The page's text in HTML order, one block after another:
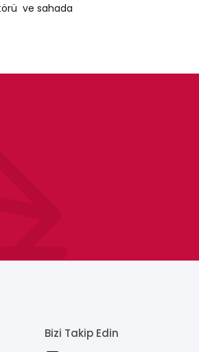
ve sahada
Bizi Takip Edin